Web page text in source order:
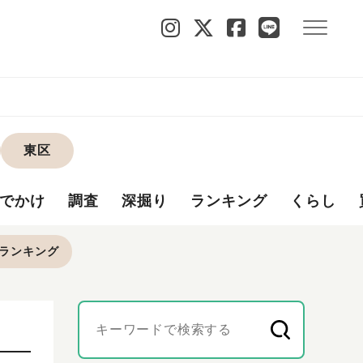
東区
かけ 調査 深掘り ランキング くらし
ランキング